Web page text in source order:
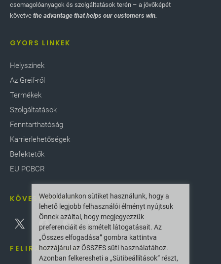
csomagolóanyagok és szolgáltatások terén – a jövőképét
követve the advantage that helps our customers win.
GYORS LINKEK
Helyszínek
Az Greif-ről
Termékek
Szolgáltatások
Fenntarthatóság
Karrierlehetőségek
Befektetők
EU PCBCR
KÖVESS MINKET
FELIRATKOZÁS
Weboldalunkon sütiket használunk, hogy a
lehető legjobb felhasználói élményt nyújtsuk
Önnek azáltal, hogy megjegyezzük
preferenciáit és ismételt látogatásait. Az
„Összes elfogadása” gombra kattintva
hozzájárul az ÖSSZES süti használatához.
Azonban felkeresheti a „Sütibeállítások” részt,